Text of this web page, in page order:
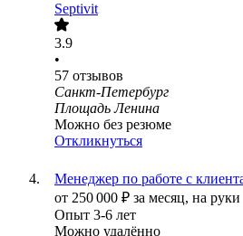
Septivit
3.9
•
57 отзывов
Санкт-Петербург
Площадь Ленина
Можно без резюме
Откликнуться
Менеджер по работе с
от 250 000 ₽ за месяц, на руки
Опыт 3-6 лет
Можно удалённо